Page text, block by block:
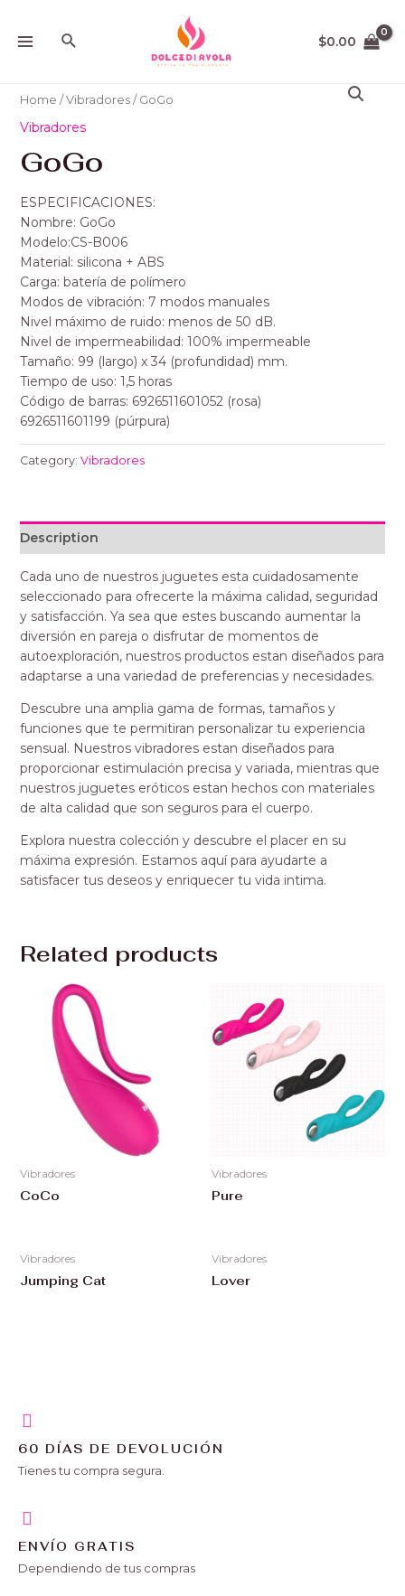
contenido
MENUBuscar $0.00
Home /Vibradores/ GoGo
Vibradores
GoGo
ESPECIFICACIONES:
Nombre: GoGo
Modelo:CS-B006
Material: silicona + ABS
Carga: batería de polímero
Modos de vibración: 7 modos manuales
Nivel máximo de ruido: menos de 50 dB.
Nivel de impermeabilidad: 100% impermeable
Tamaño: 99 (largo) x 34 (profundidad) mm.
Tiempo de uso: 1,5 horas
Código de barras: 6926511601052 (rosa)
6926511601199 (púrpura)
Category: Vibradores
Description
Cada uno de nuestros juguetes esta cuidadosamente
seleccionado para ofrecerte la máxima calidad, seguridad
y satisfacción. Ya sea que estes buscando aumentar la
diversión en pareja o disfrutar de momentos de
autoexploración, nuestros productos estan diseñados para
adaptarse a una variedad de preferencias y necesidades.
Descubre una amplia gama de formas, tamaños y
funciones que te permitiran personalizar tu experiencia
sensual. Nuestros vibradores estan diseñados para
proporcionar estimulación precisa y variada, mientras que
nuestros juguetes eróticos estan hechos con materiales
de alta calidad que son seguros para el cuerpo.
Explora nuestra colección y descubre el placer en su
máxima expresión. Estamos aquí para ayudarte a
satisfacer tus deseos y enriquecer tu vida intima.
Related products
Vibradores
CoCo
Vibradores
Pure
Vibradores
Jumping Cat
Vibradores
Lover
60 DÍAS DE DEVOLUCIÓN
Tienes tu compra segura.
ENVÍO GRATIS
Dependiendo de tus compras